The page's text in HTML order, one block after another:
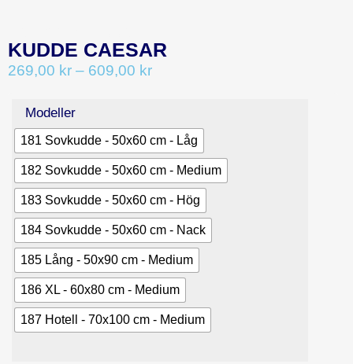
KUDDE CAESAR
269,00 kr – 609,00 kr
Modeller
181 Sovkudde - 50x60 cm - Låg
182 Sovkudde - 50x60 cm - Medium
183 Sovkudde - 50x60 cm - Hög
184 Sovkudde - 50x60 cm - Nack
185 Lång - 50x90 cm - Medium
186 XL - 60x80 cm - Medium
187 Hotell - 70x100 cm - Medium